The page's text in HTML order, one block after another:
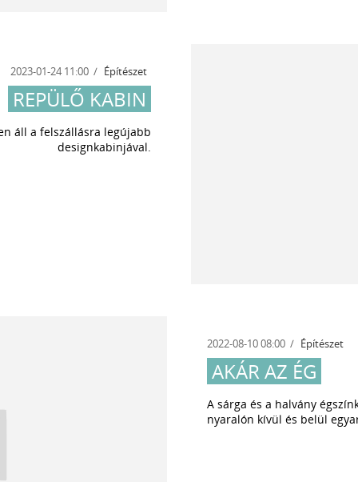
2023-01-24 11:00 Építészet
REPÜLŐ KABIN
áll a felszállásra legújabb
designkabinjával.
2022-08-10 08:00 Építészet
AKÁR AZ ÉG
A sárga és a halvány
nyaralón kívül és belül